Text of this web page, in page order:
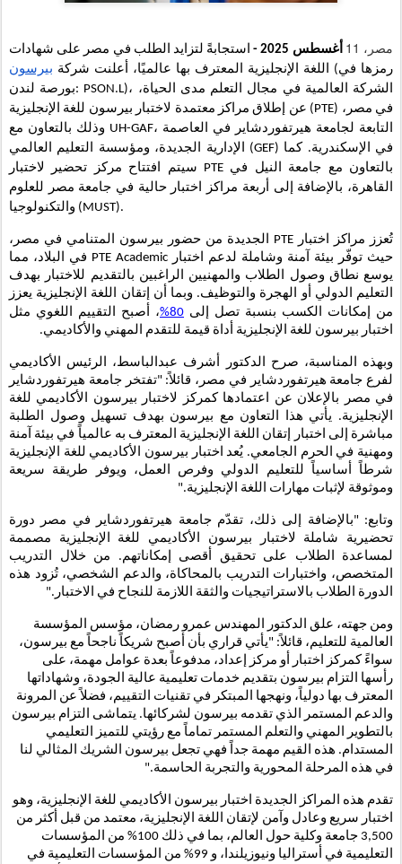
مصر، 11 أغسطس 2025 -
استجابةً لتزايد الطلب في مصر على شهادات
اللغة الإنجليزية المعترف بها عالميًا، أعلنت شركة بيرسون
(رمزها في
بورصة لندن: PSON.L)، الشركة العالمية في مجال التعلم مدى الحياة،
عن إطلاق مراكز معتمدة لاختبار بيرسون للغة الإنجليزية (PTE) في مصر،
وذلك بالتعاون مع UH-GAF، التابعة لجامعة هيرتفوردشاير في العاصمة
الإدارية الجديدة، ومؤسسة التعليم العالمي (GEF) في الإسكندرية. كما
سيتم افتتاح مركز تحضير لاختبار PTE بالتعاون مع جامعة النيل في
القاهرة، بالإضافة إلى أربعة مراكز اختبار حالية في جامعة مصر للعلوم
والتكنولوجيا (MUST).
تُعزز مراكز اختبار PTE الجديدة من حضور بيرسون المتنامي في مصر،
حيث توفّر بيئة آمنة وشاملة لدعم اختبار PTE Academic في البلاد، مما
يوسع نطاق وصول الطلاب والمهنيين الراغبين بالتقديم للاختبار بهدف
التعليم الدولي أو الهجرة والتوظيف. وبما أن إتقان اللغة الإنجليزية يعزز
من إمكانات الكسب بنسبة تصل إلى 80%
، أصبح التقييم اللغوي مثل
اختبار بيرسون للغة الإنجليزية أداة قيمة للتقدم المهني والأكاديمي.
وبهذه المناسبة، صرح الدكتور أشرف عبدالباسط، الرئيس الأكاديمي
لفرع جامعة هيرتفوردشاير في مصر، قائلاً: "تفتخر جامعة هيرتفوردشاير
في مصر بالإعلان عن اعتمادها كمركز لاختبار بيرسون الأكاديمي للغة
الإنجليزية. يأتي هذا التعاون مع بيرسون بهدف تسهيل وصول الطلبة
مباشرة إلى اختبار إتقان اللغة الإنجليزية المعترف به عالمياً في بيئة آمنة
ومهنية في الحرم الجامعي. يُعد اختبار بيرسون الأكاديمي للغة الإنجليزية
شرطاً أساسياً للتعليم الدولي وفرص العمل، ويوفر طريقة سريعة
وموثوقة لإثبات مهارات اللغة الإنجليزية."
وتابع: "بالإضافة إلى ذلك، تقدّم جامعة هيرتفوردشاير في مصر دورة
تحضيرية شاملة لاختبار بيرسون الأكاديمي للغة الإنجليزية مصممة
لمساعدة الطلاب على تحقيق أقصى إمكاناتهم. من خلال التدريب
المتخصص، واختبارات التدريب بالمحاكاة، والدعم الشخصي، تُزود هذه
الدورة الطلاب بالاستراتيجيات والثقة اللازمة للنجاح في الاختبار."
ومن جهته، علق الدكتور المهندس عمرو رمضان، مؤسس المؤسسة
العالمية للتعليم، قائلاً: "يأتي قراري بأن أصبح شريكاً ناجحاً مع بيرسون،
سواءً كمركز اختبار أو مركز إعداد، مدفوعاً بعدة عوامل مهمة، على
رأسها التزام بيرسون بتقديم خدمات تعليمية عالية الجودة، وشهاداتها
المعترف بها دولياً، ونهجها المبتكر في تقنيات التقييم، فضلاً عن المرونة
والدعم المستمر الذي تقدمه بيرسون لشركائها. يتماشى التزام بيرسون
بالتطوير المهني والتعلم المستمر تماماً مع رؤيتي للتميز التعليمي
المستدام. هذه القيم مهمة جداً فهي تجعل بيرسون الشريك المثالي لنا
في هذه المرحلة المحورية والتجربة الحاسمة."
تقدم هذه المراكز الجديدة اختبار بيرسون الأكاديمي للغة الإنجليزية، وهو
اختبار سريع وعادل وآمن لإتقان اللغة الإنجليزية، معتمد من قبل أكثر من
3,500 جامعة وكلية حول العالم، بما في ذلك 100% من المؤسسات
التعليمية في أستراليا ونيوزيلندا، و 99% من المؤسسات التعليمية في